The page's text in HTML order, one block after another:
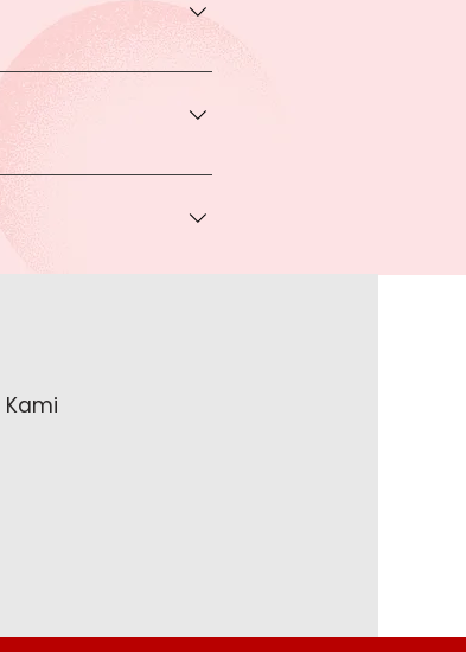
halaman Produk
dapatkan apabila
untuk transaksi